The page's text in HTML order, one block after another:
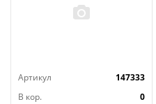
Артикул
147333
В кор.
0